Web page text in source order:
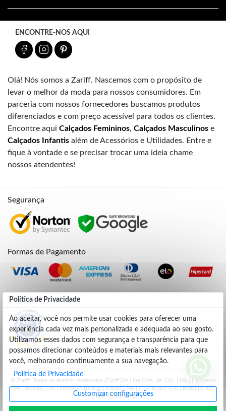
Política de Privacidade
Ao aceitar, você nos permite usar cookies para oferecer uma
experiência cada vez mais personalizada e adequada ao seu gosto.
Utilizamos esses dados com segurança e transparência para que
possamos direcionar conteúdos e materiais mais relevantes para
você, melhorando continuamente a sua navegação.
Política de Privacidade
Customizar configurações
ENCONTRE-NOS AQUI
Olá! Nós somos a Zariff. Nascemos com o propósito de
levar o melhor da moda para nossos consumidores. Em
parceria com nossos fornecedores buscamos produtos
diferenciados e com preço acessível para todos os clientes.
Encontre aqui Calçados Femininos, Calçados Masculinos e
Calçados Infantis além de Acessórios e Utilidades. Entre e
fique à vontade e se precisar trocar uma ideia chame
nossos atendentes!
Segurança
Formas de Pagamento
Credibilidade
4.9
© Zariff. Todos os direitos reservados (Zariff On Line Com. de Calç. Ltda.) | Travessa
Frei Deodato, 230 | Francisco Beltrão | Parana - PR | CEP: 85601-620 | Brasil | CNPJ:
19.662.102/0001-09